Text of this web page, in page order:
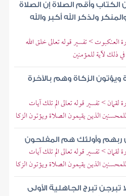
وأقم الصلاة إن الصلاة
ولذكر الله أكبر والله
العنكبوت > تفسير قوله تعالى خلق الله
ذلك لآية للمؤمنين
ويؤتون الزكاة وهم بالآخرة
> تفسير قوله تعالى الم تلك آيات
الذين يقيمون الصلاة ويؤتون الزكا
وأولئك هم المفلحون
> تفسير قوله تعالى الم تلك آيات
الذين يقيمون الصلاة ويؤتون الزكا
تبرج الجاهلية الأولى